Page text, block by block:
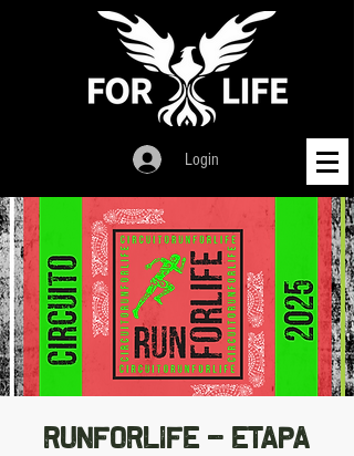
Login
RUNFORLIFE - ETAPA